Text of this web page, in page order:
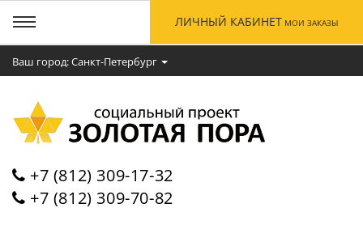
Ваш город: Cанкт-Петербург
+7 (812) 309-17-32
+7 (812) 309-70-82
ЛИЧНЫЙ КАБИНЕТ МОИ ЗАКАЗЫ